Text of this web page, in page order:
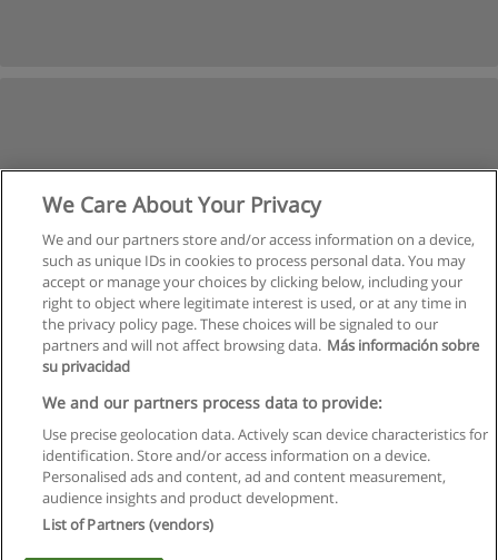
Следующая
Страница1из2
Правила пользования
Конфиденциальность информации
Напишите Educaedu
Copyright © Educaedu Business S.L. - CIF : B-95610580: -
We Care About Your Privacy
We and our partners store and/or access information on a device,
such as unique IDs in cookies to process personal data. You may
accept or manage your choices by clicking below, including your
right to object where legitimate interest is used, or at any time in
the privacy policy page. These choices will be signaled to our
partners and will not affect browsing data. Más información sobre
su privacidad
We and our partners process data to provide:
Use precise geolocation data. Actively scan device characteristics for
identification. Store and/or access information on a device.
Personalised ads and content, ad and content measurement,
audience insights and product development.
List of Partners (vendors)